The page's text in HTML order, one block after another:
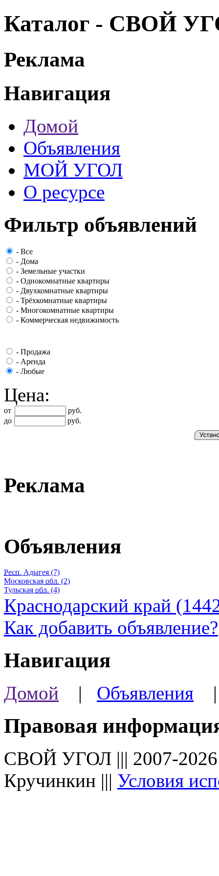
Каталог - СВОЙ
Реклама
Навигация
Домой
Объявления
МОЙ УГОЛ
О ресурсе
Фильтр объявлений
- Все
- Дома
- Земельные участки
- Однокомнатные квартиры
- Двухкомнатные квартиры
- Трёхкомнатные квартиры
- Многокомнатные квартиры
- Коммерческая недвижимость
- Продажа
- Аренда
- Любые
Цена:
от
руб.
до
руб.
Реклама
Объявления
Респ. Адыгея (7)
Московская обл. (2)
Тульская обл. (4)
Краснодарский край
Как добавить объявление?
Навигация
Домой | Объявления
Правовая
СВОЙ УГОЛ ||| 2007-
Кручинкин ||| Условия